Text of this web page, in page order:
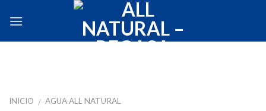
INICIO / AGUA ALL NATURAL